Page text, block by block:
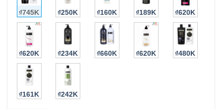
₫745K ₫250K ₫160K ₫189K ₫620K
₫620K ₫234K ₫660K ₫620K ₫480K
₫161K ₫242K